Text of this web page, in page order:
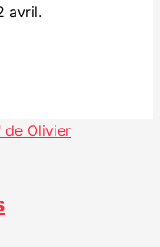
avril.
de Olivier